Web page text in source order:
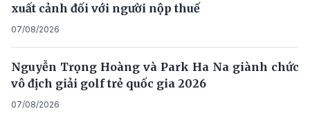
xuất cảnh đối với người nộp thuế
07/08/2026
Nguyễn Trọng Hoàng và Park Ha Na giành chức
vô địch giải golf trẻ quốc gia 2026
07/08/2026